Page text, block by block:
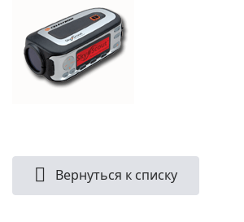
Вернуться к списку